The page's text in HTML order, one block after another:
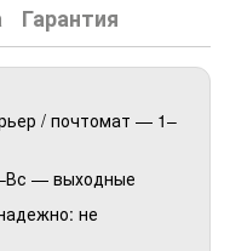
Гарантия
/ почтомат — 1–
— выходные
не